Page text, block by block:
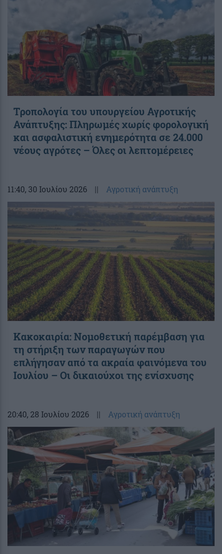
Τροπολογία του υπουργείου Αγροτικής
Ανάπτυξης: Πληρωμές χωρίς φορολογική
και ασφαλιστική ενημερότητα σε 24.000
νέους αγρότες – Όλες οι λεπτομέρειες
11:40, 30 Ιουλίου 2026 || Αγροτική ανάπτυξη
Κακοκαιρία: Νομοθετική παρέμβαση για
τη στήριξη των παραγωγών που
επλήγησαν από τα ακραία φαινόμενα του
Ιουλίου – Οι δικαιούχοι της ενίσχυσης
20:40, 28 Ιουλίου 2026 || Αγροτική ανάπτυξη